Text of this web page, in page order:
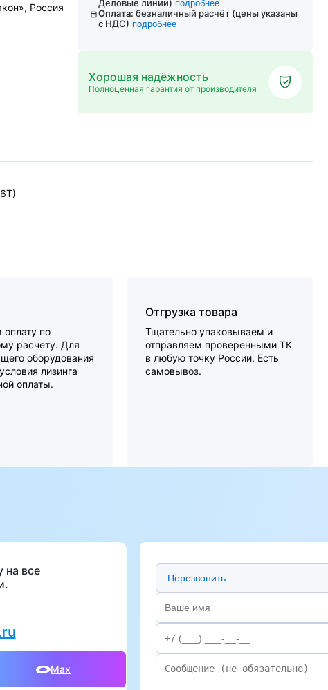
Россия
Деловые линии) подробнее
Оплата: безналичный расчёт (цены указаны
с НДС) подробнее
Хорошая надёжность
Полноценная гарантия от производителя
по
расчету. Для
оборудования
лизинга
оплаты.
Отгрузка товара
Тщательно упаковываем и
отправляем проверенными ТК
в любую точку России. Есть
самовывоз.
на все
Max
Предпочтительный способ